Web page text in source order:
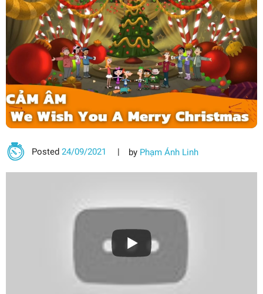
Posted24/09/2021 by Phạm Ánh Linh